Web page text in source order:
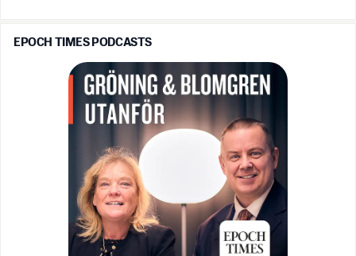
EPOCH TIMES PODCASTS